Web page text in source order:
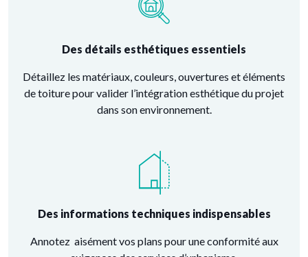
Des détails esthétiques essentiels
Détaillez les matériaux, couleurs, ouvertures et éléments
de toiture pour valider l’intégration esthétique du projet
dans son environnement.
Des informations techniques indispensables
Annotez aisément vos plans pour une conformité aux